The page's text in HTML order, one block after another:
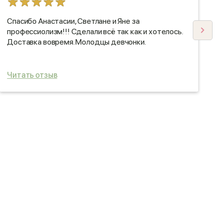
Спасибо Анастасии, Светлане и Яне за
профессиолизм!!! Сделали всё так как и хотелось.
Доставка вовремя. Молодцы девчонки.
Читать отзыв